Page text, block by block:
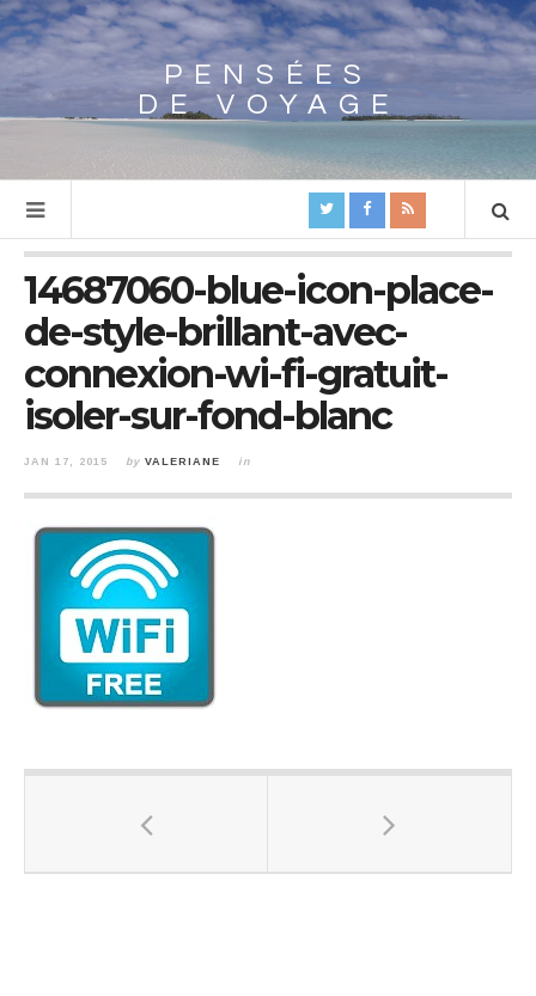
Array
PENSÉES
DE VOYAGE
14687060-blue-icon-place-
de-style-brillant-avec-
connexion-wi-fi-gratuit-
isoler-sur-fond-blanc
JAN 17, 2015 by VALERIANE in